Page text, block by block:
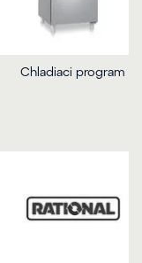
Chladiaci program